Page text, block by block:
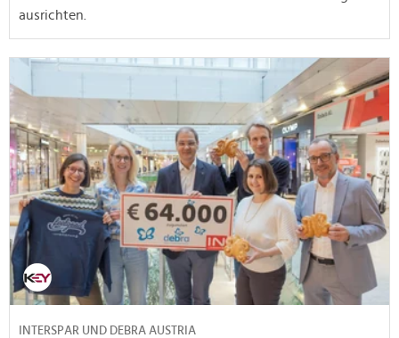
ausrichten.
INTERSPAR UND DEBRA AUSTRIA